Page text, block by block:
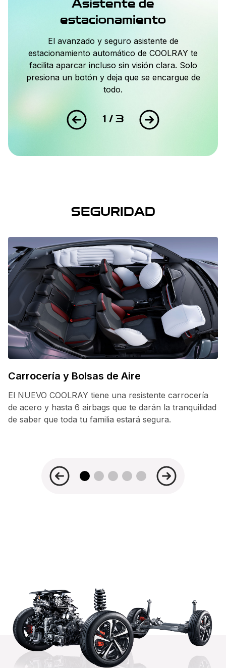
Asistente de
estacionamiento
El avanzado y seguro asistente de
estacionamiento automático de COOLRAY te
facilita aparcar incluso sin visión clara. Solo
presiona un botón y deja que se encargue de
todo.
1 / 3
SEGURIDAD
Carrocería y Bolsas de Aire
El NUEVO COOLRAY tiene una resistente carrocería
de acero y hasta 6 airbags que te darán la tranquilidad
de saber que toda tu familia estará segura.